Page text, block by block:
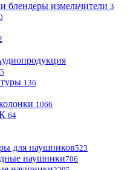
блендеры измельчители 3
136
1066
64
для наушников523
наушники706